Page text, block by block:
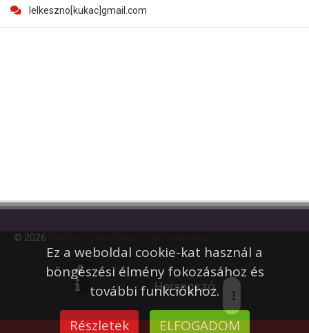
lelkeszno[kukac]gmail.com
© 2026 Kiskőrösi Evangélikus Egyházközség
Harangszó:
Ez a weboldal cookie-kat használ a
böngészési élmény fokozásához és
további funkciókhoz.
Részletek
ELFOGADOM